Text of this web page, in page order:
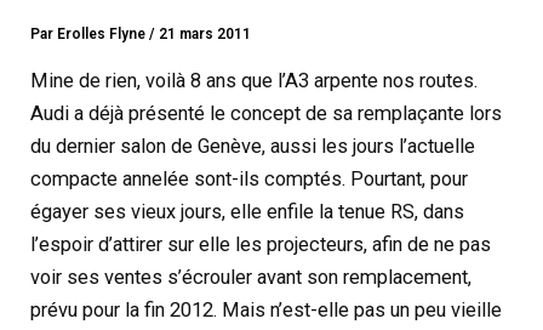
Par Erolles Flyne/ 21 mars 2011
Mine de rien, voilà 8 ans que l’A3 arpente nos routes.
Audi a déjà présenté le concept de sa remplaçante lors
du dernier salon de Genève, aussi les jours l’actuelle
compacte annelée sont-ils comptés. Pourtant, pour
égayer ses vieux jours, elle enfile la tenue RS, dans
l’espoir d’attirer sur elle les projecteurs, afin de ne pas
voir ses ventes s’écrouler avant son remplacement,
prévu pour la fin 2012. Mais n’est-elle pas un peu vieille